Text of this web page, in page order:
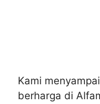
Kami
berharga di